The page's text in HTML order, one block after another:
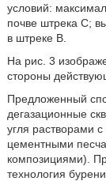
условий:
почве штрека С;
в штреке В.
На рис. 3
стороны
Предложенный
дегазационные
угля растворами
цементными
композициями).
технология